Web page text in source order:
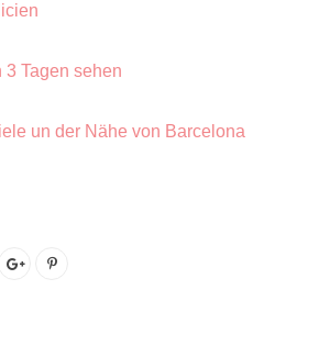
3 Tagen sehen
un der Nähe von Barcelona